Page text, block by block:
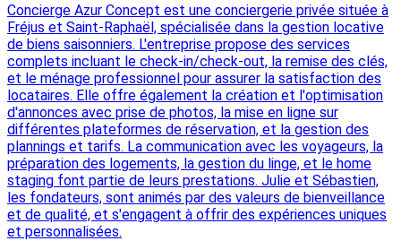
Concierge Azur Concept est une conciergerie privée située à
Fréjus et Saint-Raphaël, spécialisée dans la gestion locative
de biens saisonniers. L'entreprise propose des services
complets incluant le check-in/check-out, la remise des clés,
et le ménage professionnel pour assurer la satisfaction des
locataires. Elle offre également la création et l'optimisation
d'annonces avec prise de photos, la mise en ligne sur
différentes plateformes de réservation, et la gestion des
plannings et tarifs. La communication avec les voyageurs, la
préparation des logements, la gestion du linge, et le home
staging font partie de leurs prestations. Julie et Sébastien,
les fondateurs, sont animés par des valeurs de bienveillance
et de qualité, et s'engagent à offrir des expériences uniques
et personnalisées.